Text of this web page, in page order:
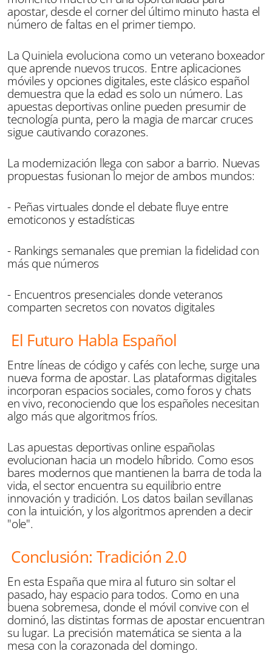
apostar, desde el corner del último minuto hasta el
número de faltas en el primer tiempo.
La Quiniela evoluciona como un veterano boxeador
que aprende nuevos trucos. Entre aplicaciones
móviles y opciones digitales, este clásico español
demuestra que la edad es solo un número. Las
apuestas deportivas online pueden presumir de
tecnología punta, pero la magia de marcar cruces
sigue cautivando corazones.
La modernización llega con sabor a barrio. Nuevas
propuestas fusionan lo mejor de ambos mundos:
- Peñas virtuales donde el debate fluye entre
emoticonos y estadísticas
- Rankings semanales que premian la fidelidad con
más que números
- Encuentros presenciales donde veteranos
comparten secretos con novatos digitales
El Futuro Habla Español
Entre líneas de código y cafés con leche, surge una
nueva forma de apostar. Las plataformas digitales
incorporan espacios sociales, como foros y chats
en vivo, reconociendo que los españoles necesitan
algo más que algoritmos fríos.
Las apuestas deportivas online españolas
evolucionan hacia un modelo híbrido. Como esos
bares modernos que mantienen la barra de toda la
vida, el sector encuentra su equilibrio entre
innovación y tradición. Los datos bailan sevillanas
con la intuición, y los algoritmos aprenden a decir
"ole".
Conclusión: Tradición 2.0
En esta España que mira al futuro sin soltar el
pasado, hay espacio para todos. Como en una
buena sobremesa, donde el móvil convive con el
dominó, las distintas formas de apostar encuentran
su lugar. La precisión matemática se sienta a la
mesa con la corazonada del domingo.